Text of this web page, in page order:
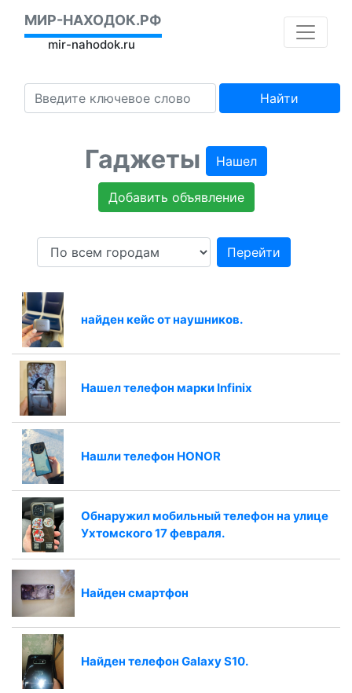
МИР-НАХОДОК.РФ
mir-nahodok.ru
Найти
Гаджеты Нашел
Добавить объявление
Перейти
найден кейс от наушников.
Нашел телефон марки Infinix
Нашли телефон HONOR
Обнаружил мобильный телефон на улице
Ухтомского 17 февраля.
Найден смартфон
Найден телефон Galaxy S10.